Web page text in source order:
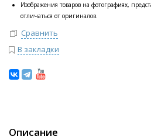
Изображения товаров на фотографиях,
отличаться от оригиналов.
Сравнить
В закладки
Описание